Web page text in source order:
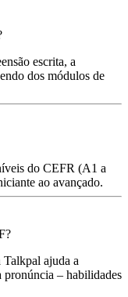
escrita, a
dos módulos de
do CEFR (A1 a
ao avançado.
ajuda a
pronúncia – habilidades